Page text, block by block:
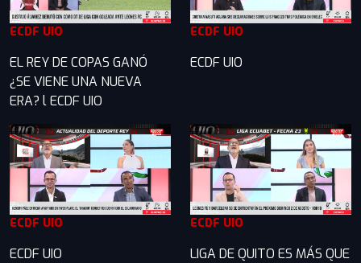
ECDF UIO
EL REY DE COPAS GANÓ
¿SE VIENE UNA NUEVA
ERA? l ECDF UIO
ECDF UIO
ECDF UIO
ECDF UIO
ECDF UIO
ECDF UIO
LIGA DE QUITO ES MÁS QUE